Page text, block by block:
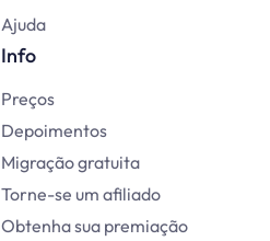
Ajuda
Info
Preços
Depoimentos
Migração gratuita
Torne-se um afiliado
Obtenha sua premiação